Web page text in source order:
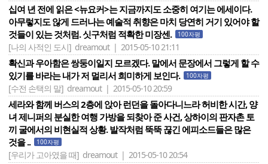
십여 년 전에 읽은 <뉴요커>는 지금까지도 소중히 여기는 에세이다.
아무렇지도 않게 드러나는 예술적 취향은 마치 당연히 거기 있어야 할
것들이 있는 것처럼. 싯구처럼 적확한 미장센.
100자평
[나의 사적인 도시] dreamout | 2015-05-10 21:11
확신과 우아함은 쌍둥이일지 모르겠다. 말에서 문장에서 그렇게 할 수
있기를 바라는 내가 저 멀리서 희미하게 보인다.
100자평
[수전 손택의 말] dreamout | 2015-05-10 20:59
세라와 함께 버스의 2층에 앉아 런던을 돌아다니느라 허비한 시간, 양
녀 제니퍼의 분실한 여행 가방을 되찾아 준 사건, 상하이의 판자촌 토
끼 굴에서의 비현실적 상황. 발작처럼 뚝뚝 끊긴 에피소드들은 많은
것을 ..
100자평
[우리가 고아였을 때] dreamout | 2015-05-10 20:54